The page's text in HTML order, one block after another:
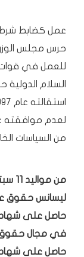
عمل كضابط
حرس مجلس
للعمل في
السلام الدولية
لعدم موافقته
من السياسات
من مواليد 11 سبتمبر 1964 بالإسكندرية
ليسانس حقوق عام
حاصل على
في مجال حقوق
حاصل على شهادة